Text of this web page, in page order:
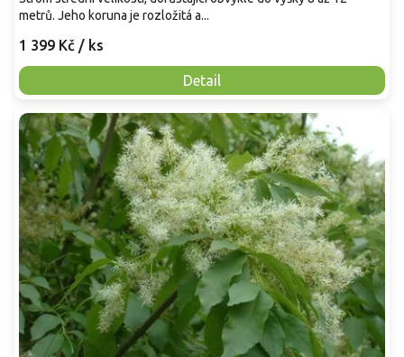
1 399 Kč / ks
Detail
metrů. Jeho koruna je rozložitá a...